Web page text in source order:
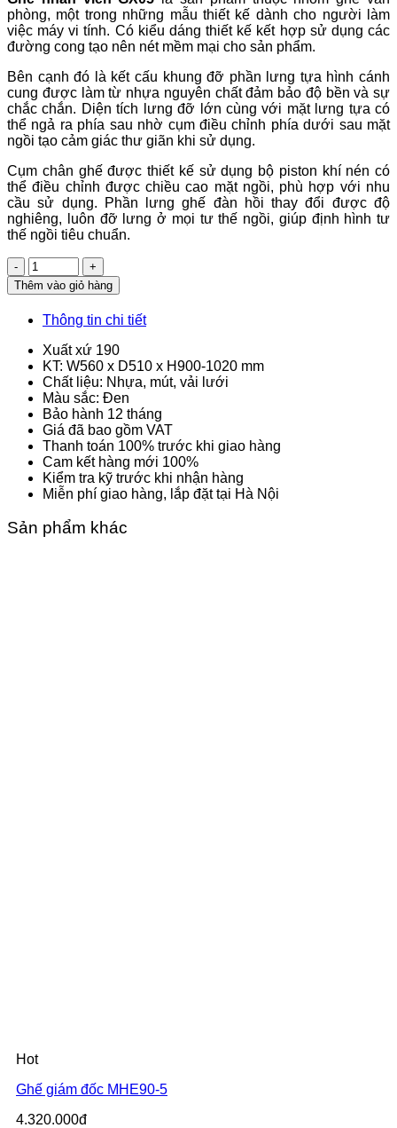
phòng, một trong những mẫu thiết kế dành cho người làm
việc máy vi tính. Có kiểu dáng thiết kế kết hợp sử dụng các
đường cong tạo nên nét mềm mại cho sản phẩm.
Bên cạnh đó là kết cấu khung đỡ phần lưng tựa hình cánh
cung được làm từ nhựa nguyên chất đảm bảo độ bền và sự
chắc chắn. Diện tích lưng đỡ lớn cùng với mặt lưng tựa có
thể ngả ra phía sau nhờ cụm điều chỉnh phía dưới sau mặt
ngồi tạo cảm giác thư giãn khi sử dụng.
Cụm chân ghế được thiết kế sử dụng bộ piston khí nén có
thể điều chỉnh được chiều cao mặt ngồi, phù hợp với nhu
cầu sử dụng. Phần lưng ghế đàn hồi thay đổi được độ
nghiêng, luôn đỡ lưng ở mọi tư thế ngồi, giúp định hình tư
thế ngồi tiêu chuẩn.
Số
lượng
Thêm vào giỏ hàng
Thông tin chi tiết
Xuất xứ 190
KT: W560 x D510 x H900-1020 mm
Chất liệu: Nhựa, mút, vải lưới
Màu sắc: Đen
Bảo hành 12 tháng
Giá đã bao gồm VAT
Thanh toán 100% trước khi giao hàng
Cam kết hàng mới 100%
Kiểm tra kỹ trước khi nhận hàng
Miễn phí giao hàng, lắp đặt tại Hà Nội
Sản phẩm khác
Hot
Ghế giám đốc MHE90-5
4.320.000đ